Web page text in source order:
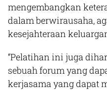
mengembangkan
dalam berwirausaha,
kesejahteraan
“Pelatihan ini juga
sebuah forum yang
kerjasama yang dapat